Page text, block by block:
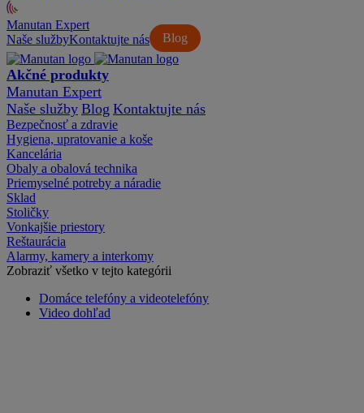
Manutan Expert
Naše služby
Blog
Kontaktujte nás
Akčné produkty
Manutan Expert
Naše služby Blog Kontaktujte nás
Bezpečnosť a zdravie
Hygiena, upratovanie a koše
Kancelária
Obaly a obalová technika
Priemyselné potreby a náradie
Sklad
Stoličky
Vonkajšie priestory
Reštaurácia
Alarmy, kamery a interkomy
Zobraziť všetko v tejto kategórii
Domáce telefóny a videotelefóny
Video dohľad